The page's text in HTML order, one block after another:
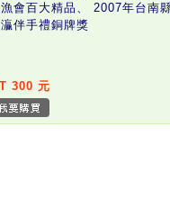
會百大精品、 2007年台南
伴手禮銅牌獎
300 元